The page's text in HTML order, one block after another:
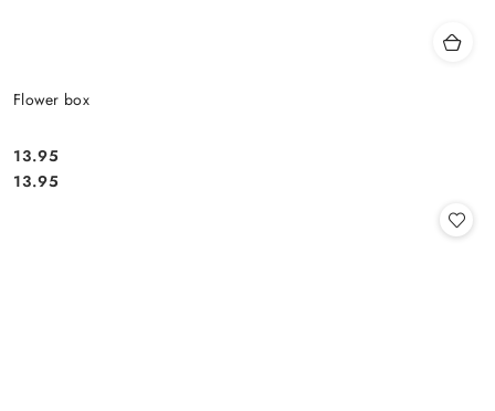
Flower box
Cena:
13.95
Cena:
13.95